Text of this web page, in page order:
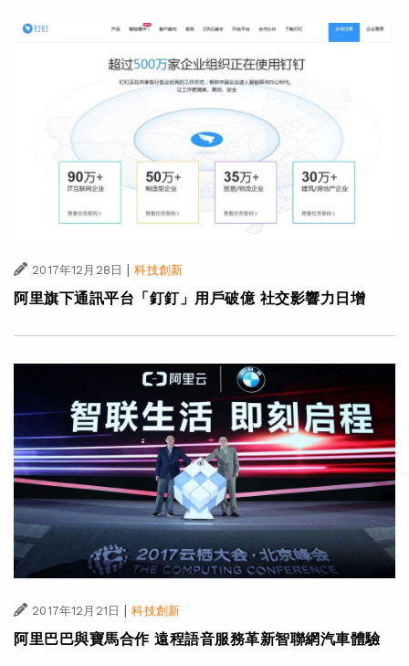
2017年12月28日 | 科技創新
阿里旗下通訊平台「釘釘」用戶破億 社交影響力日增
2017年12月21日 | 科技創新
阿里巴巴與寶馬合作 遠程語音服務革新智聯網汽車體驗